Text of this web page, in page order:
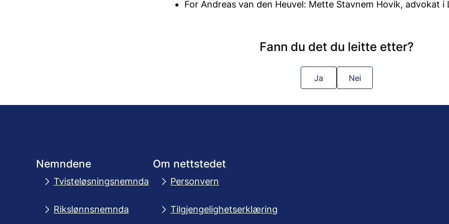
For Andreas van den Heuvel: Mette Stavnem Hovik, advokat i
Fann du det du leitte etter?
Ja Nei
Nemndene
Tvisteløsningsnemnda
Rikslønnsnemnda
Om nettstedet
Personvern
Tilgjengelighetserklæring